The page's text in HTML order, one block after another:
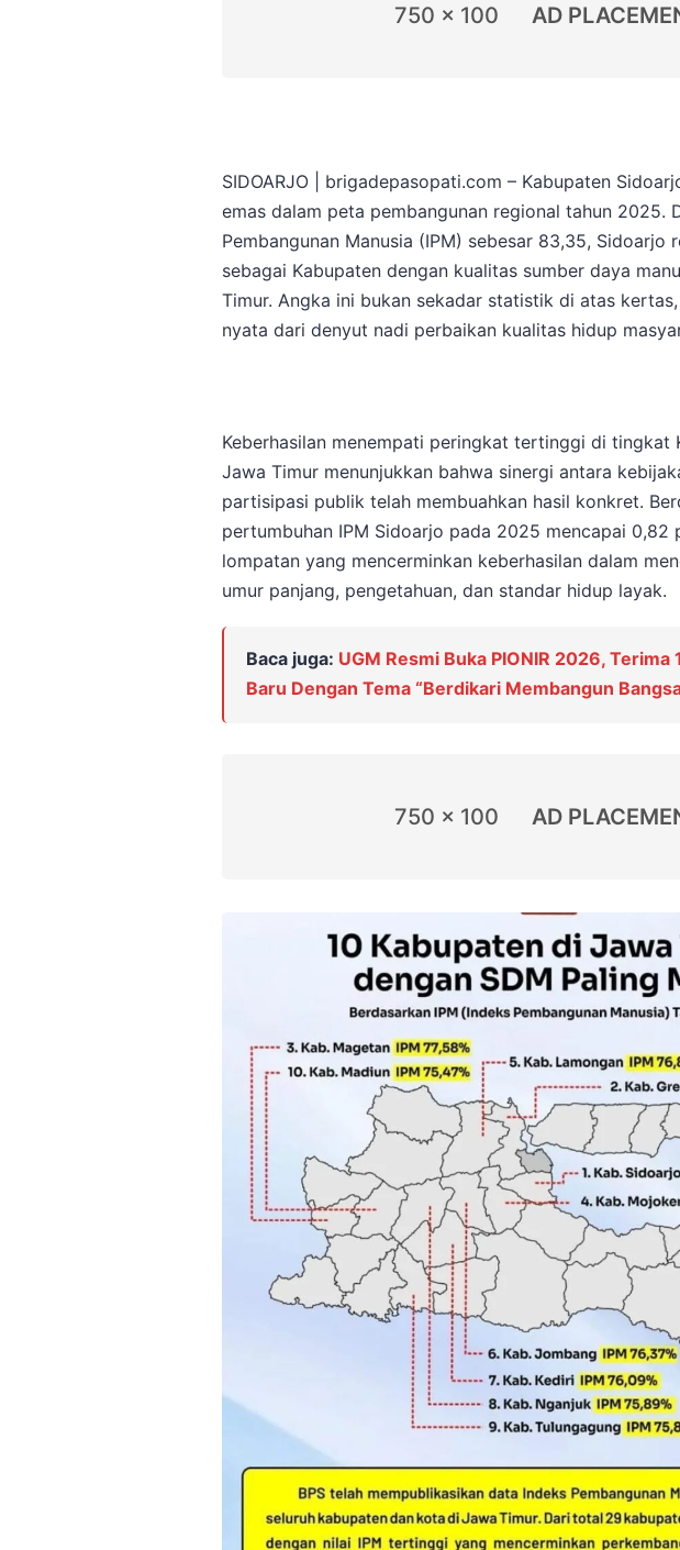
750 x 100 AD
SIDOARJO | brigadepasopati.com – Kabupaten
emas dalam peta pembangunan regional tahun 2025.
Pembangunan Manusia (IPM) sebesar 83,35, Sidoarjo
sebagai Kabupaten dengan kualitas sumber daya
Timur. Angka ini bukan sekadar statistik di atas
nyata dari denyut nadi perbaikan kualitas hidup
Keberhasilan menempati peringkat tertinggi di tingkat
Jawa Timur menunjukkan bahwa sinergi antara
partisipasi publik telah membuahkan hasil konkret.
pertumbuhan IPM Sidoarjo pada 2025 mencapai 0,82
lompatan yang mencerminkan keberhasilan dalam
umur panjang, pengetahuan, dan standar hidup layak.
Baca juga: UGM Resmi Buka PIONIR 2026,
Baru Dengan Tema “Berdikari Membangun
750 x 100 AD